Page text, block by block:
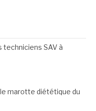
techniciens SAV à
marotte diététique du